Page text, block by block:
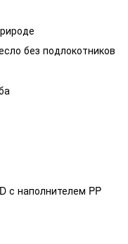
без подлокотников
с наполнителем PP